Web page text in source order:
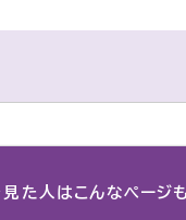
見た人は こんなページ